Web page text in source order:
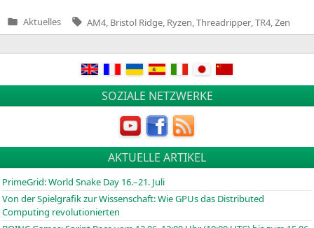
Veröffentlicht
in
Aktuelles Tags:
AM4 Bristol Ridge Ryzen Threadripper TR4 Zen
SOZIALE NETZWERKE
AKTUELLE ARTIKEL
PrimeGrid: World Snake Day 16.–21. Juli
Von der Spielgrafik zur Wissenschaft: Wie GPUs das Distributed
Computing revolutionierten